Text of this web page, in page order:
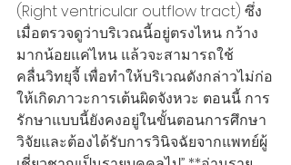
(Right ventricular outflow tract) ซึ่ง
เมื่อตรวจดูว่าบริเวณนี้อยู่ตรงไหน กว้าง
มากน้อยแค่ไหน แล้วจะสามารถใช้
คลื่นวิทยุจี้ เพื่อทำให้บริเวณดังกล่าวไม่ก่อ
ให้เกิดภาวะการเต้นผิดจังหวะ ตอนนี้ การ
รักษาแบบนี้ยังคงอยู่ในขั้นตอนการศึกษา
วิจัยและต้องได้รับการวินิจฉัยจากแพทย์ผู้